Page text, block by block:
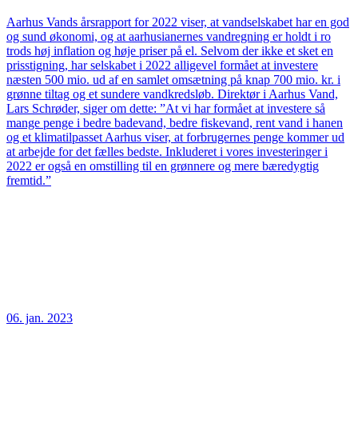
Aarhus Vands årsrapport for 2022 viser, at vandselskabet har en god
og sund økonomi, og at aarhusianernes vandregning er holdt i ro
trods høj inflation og høje priser på el. Selvom der ikke et sket en
prisstigning, har selskabet i 2022 alligevel formået at investere
næsten 500 mio. ud af en samlet omsætning på knap 700 mio. kr. i
grønne tiltag og et sundere vandkredsløb. Direktør i Aarhus Vand,
Lars Schrøder, siger om dette: ”At vi har formået at investere så
mange penge i bedre badevand, bedre fiskevand, rent vand i hanen
og et klimatilpasset Aarhus viser, at forbrugernes penge kommer ud
at arbejde for det fælles bedste. Inkluderet i vores investeringer i
2022 er også en omstilling til en grønnere og mere bæredygtig
fremtid.”
06. jan. 2023